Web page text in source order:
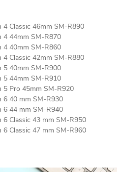
4 Classic 46mm SM-R890
4 44mm SM-R870
4 40mm SM-R860
4 Classic 42mm SM-R880
5 40mm SM-R900
5 44mm SM-R910
5 Pro 45mm SM-R920
6 40 mm SM-R930
6 44 mm SM-R940
6 Classic 43 mm SM-R950
6 Classic 47 mm SM-R960